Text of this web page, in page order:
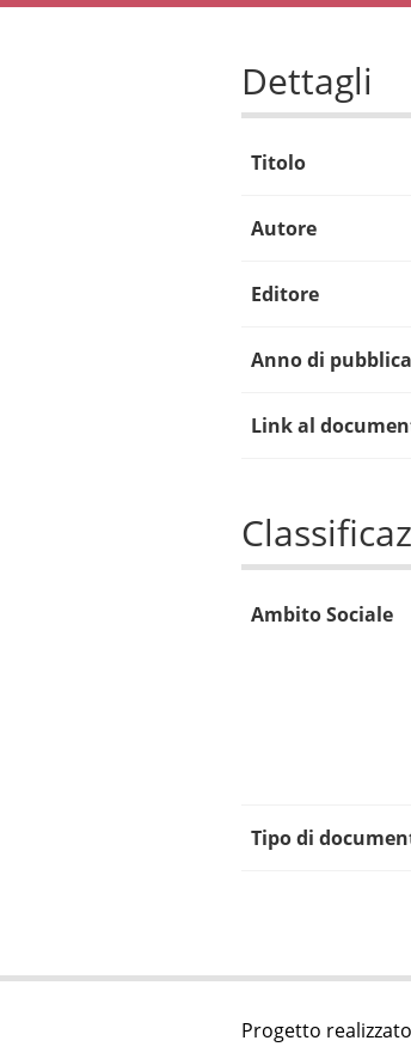
Dettagli
Titolo
Autore
Editore
Anno di
Link al
Ambito Sociale
Tipo di
Progetto